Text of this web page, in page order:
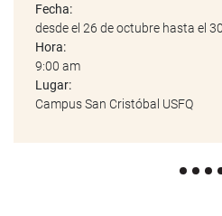
Fecha:
desde el 26 de octubre hasta el
Hora:
9:00 am
Lugar:
Campus San Cristóbal USFQ